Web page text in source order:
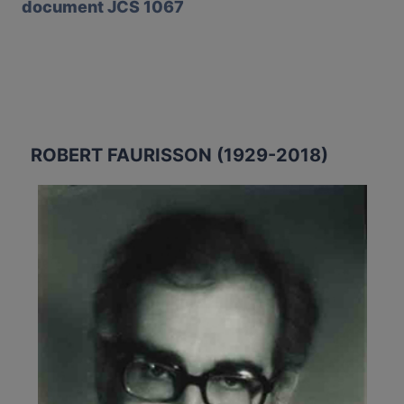
document JCS 1067
ROBERT FAURISSON (1929-2018)